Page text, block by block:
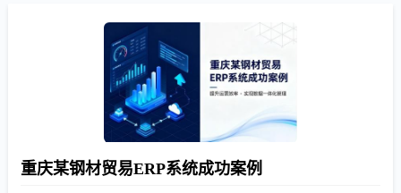
重庆某钢材贸易ERP系统成功案例